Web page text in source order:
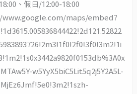
、假日/12:00-18:00
maps/embed?
w5YyX5biC5Lit5q2j5Y2A5L-